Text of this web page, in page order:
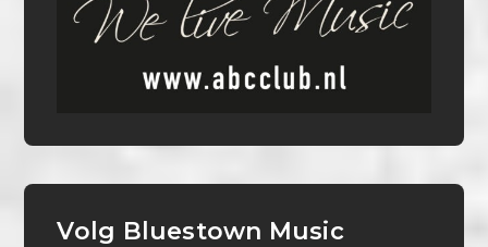
Volg Bluestown Music